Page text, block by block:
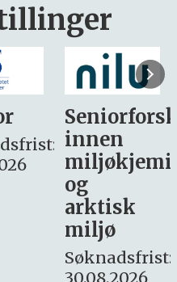
søker
– fast
Søknadsfrist:
16. august.